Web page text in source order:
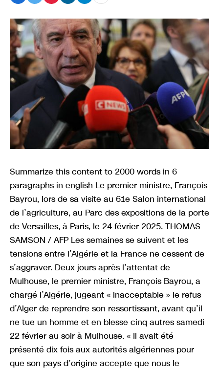
Summarize this content to 2000 words in 6
paragraphs in english Le premier ministre, François
Bayrou, lors de sa visite au 61e Salon international
de l’agriculture, au Parc des expositions de la porte
de Versailles, à Paris, le 24 février 2025. THOMAS
SAMSON / AFP Les semaines se suivent et les
tensions entre l’Algérie et la France ne cessent de
s’aggraver. Deux jours après l’attentat de
Mulhouse, le premier ministre, François Bayrou, a
chargé l’Algérie, jugeant « inacceptable » le refus
d’Alger de reprendre son ressortissant, avant qu’il
ne tue un homme et en blesse cinq autres samedi
22 février au soir à Mulhouse. « Il avait été
présenté dix fois aux autorités algériennes pour
que son pays d’origine accepte que nous le